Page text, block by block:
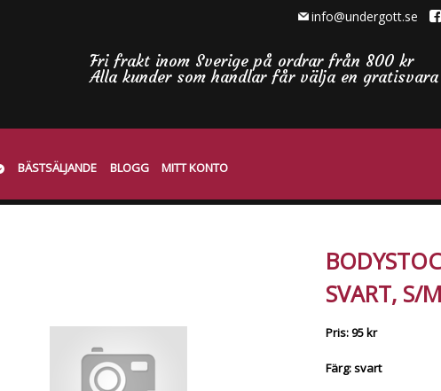
info@undergott.se
Fri frakt inom Sverige på ordrar från 800 kr
Alla kunder som handlar får välja en
BÄSTSÄLJANDE BLOGG MITT KONTO
SVART, S/
Pris: 95 kr
Färg: svart